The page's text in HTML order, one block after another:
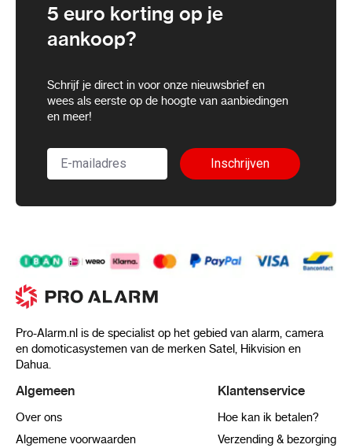
5 euro korting op je
aankoop?
Schrijf je direct in voor onze nieuwsbrief en
wees als eerste op de hoogte van aanbiedingen
en meer!
Inschrijven
Pro-Alarm.nl is de specialist op het gebied van alarm, camera
en domoticasystemen van de merken Satel, Hikvision en
Dahua.
Algemeen
Over ons
Algemene voorwaarden
Klantenservice
Hoe kan ik betalen?
Verzending & bezorging